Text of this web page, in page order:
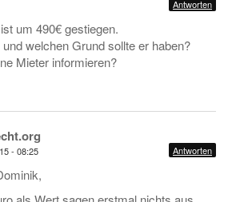
Antworten
um 490€ gestiegen.
welchen Grund sollte er haben?
Mieter informieren?
- 08:25 Antworten